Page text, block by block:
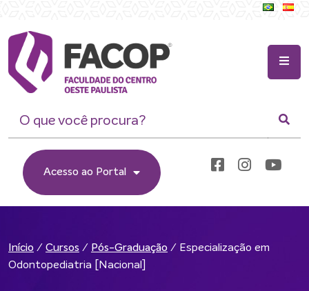
Acesso ao Portal
Início / Cursos / Pós-Graduação / Especialização em
Odontopediatria [Nacional]